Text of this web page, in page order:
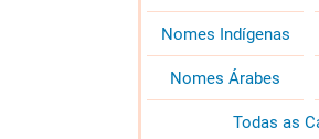
Nomes Indígenas
Nomes Árabes
Todas as